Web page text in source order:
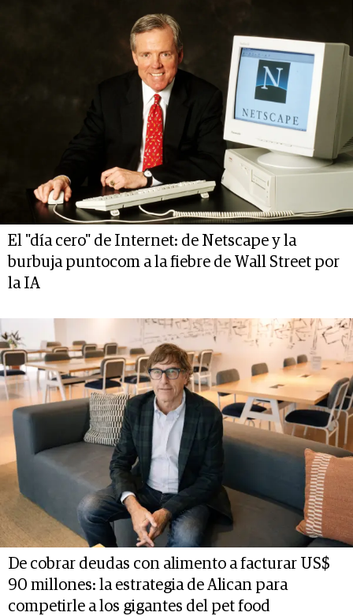
El "día cero" de Internet: de Netscape y la
burbuja puntocom a la fiebre de Wall Street por
la IA
De cobrar deudas con alimento a facturar US$
90 millones: la estrategia de Alican para
competirle a los gigantes del pet food